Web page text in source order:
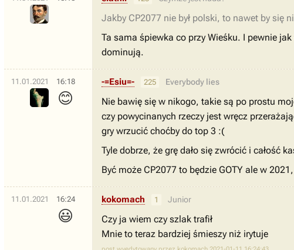
Jakby CP2077 nie był polski, to nawet by się
Ta sama śpiewka co przy Wieśku. I pewnie
dominują.
11.01.2021 16:18
😊
-=Esiu=- 225 Everybody lies
Nie bawię się w nikogo, takie są po prostu
czy powycinanych rzeczy jest wręcz
gry wrzucić choćby do top 3 :(
Tyle dobrze, że grę dało się zwrócić i całość
Być może CP2077 to będzie GOTY ale w
11.01.2021 16:24
😃
kokomach 1 Junior
Czy ja wiem czy szlak trafił
Mnie to teraz bardziej śmieszy niż irytuje